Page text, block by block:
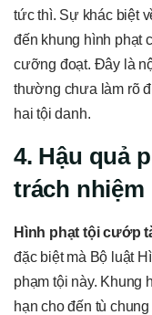
tức thì. Sự khác biệt
đến khung hình phạt
cưỡng đoạt. Đây là
thường chưa làm rõ
hai tội danh.
4. Hậu quả
trách nhiệm
Hình phạt tội cướp
đặc biệt mà Bộ luật
phạm tội này. Khung
hạn cho đến tù